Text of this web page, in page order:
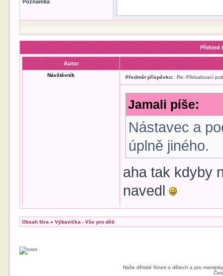
Poznámka
Přehled
Autor
Návštěvník Předmět příspěvku: Re: Přebalovací
Jamali píše:
Nástavec a
úplně jiného.
aha tak kdyby
navedl
Jamali
úplně jiného.
Obsah fóra »Výbavička - Vše pro děti
Naše dětské fórum o dětech a pro